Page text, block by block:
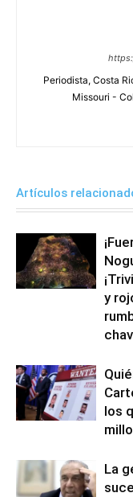
Periodista, Costa
Missouri -
Artículos
y
los
La